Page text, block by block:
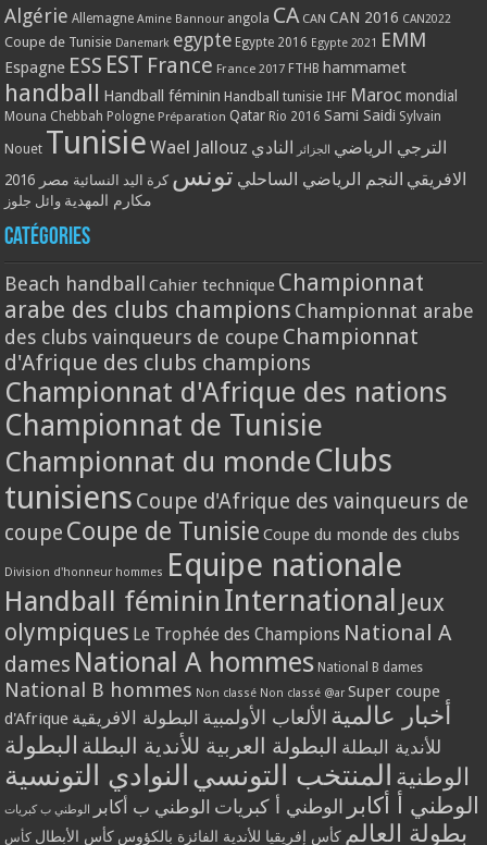
Algérie Allemagne Amine Bannour angola CA CAN CAN 2016 CAN2022
Coupe de Tunisie Danemark egypte Egypte 2016 Egypte 2021 EMM
Espagne ESS EST France France 2017 FTHB hammamet
handball Handball féminin Handball tunisie IHF Maroc mondial
Mouna Chebbah Pologne Préparation Qatar Rio 2016 Sami Saidi Sylvain
Nouet Tunisie Wael Jallouz الترجي الرياضي الجزائر النادي
الافريقي النجم الرياضي الساحلي تونس كرة اليد النسائية مصر 2016
مكارم المهدية وائل جلوز
Catégories
Beach handball Cahier technique Championnat
arabe des clubs champions Championnat arabe
des clubs vainqueurs de coupe Championnat
d'Afrique des clubs champions
Championnat d'Afrique des nations
Championnat de Tunisie
Championnat du monde Clubs
tunisiens Coupe d'Afrique des vainqueurs de
coupe Coupe de Tunisie Coupe du monde des clubs
Division d'honneur hommes Equipe nationale
Handball féminin International Jeux
olympiques Le Trophée des Champions National A
dames National A hommes National B dames
National B hommes Non classé Non classé @ar Super coupe
d'Afrique
أخبار عالمية الألعاب الأولمبية البطولة الافريقية
للأندية البطلة البطولة العربية للأندية البطلة البطولة
الوطنية المنتخب التونسي النوادي التونسية
الوطني أ أكابر الوطني أ كبريات الوطني ب أكابر الوطني ب كبريات
بطولة العالم كأس إفريقيا للأندية الفائزة بالكؤوس كأس الأبطال كأس